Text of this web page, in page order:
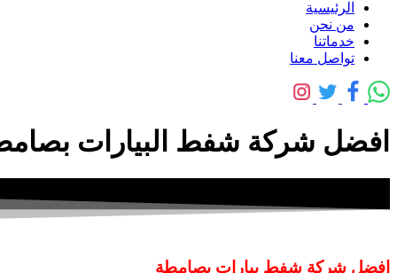
الرئيسية
من نحن
خدماتنا
تواصل معنا
افضل شركة شفط البيارات
افضل شركة شفط بيارات بصامطة